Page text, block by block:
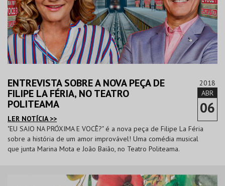
ENTREVISTA SOBRE A NOVA PEÇA DE
FILIPE LA FÉRIA, NO TEATRO
POLITEAMA
LER NOTÍCIA >>
2018
ABR
06
"EU SAIO NA PRÓXIMA E VOCÊ?" é a nova peça de Filipe La Féria
sobre a história de um amor improvável! Uma comédia musical
que junta Marina Mota e João Baião, no Teatro Politeama.